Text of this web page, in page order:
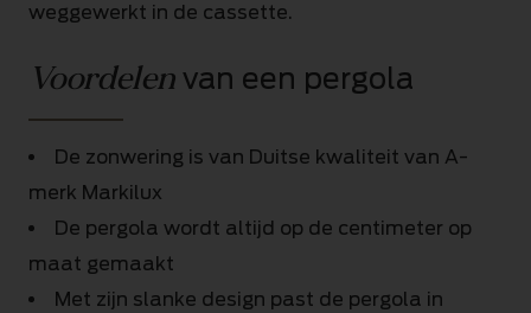
weggewerkt in de cassette.
Voordelen van een pergola
De zonwering is van Duitse kwaliteit van A-
merk Markilux
De pergola wordt altijd op de centimeter op
maat gemaakt
Met zijn slanke design past de pergola in